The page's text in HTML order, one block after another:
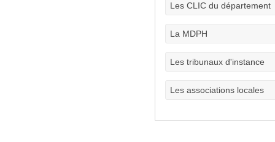
Les CLIC du département
La MDPH
Les tribunaux d'instance
Les associations locales